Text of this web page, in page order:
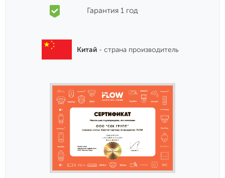
Гарантия 1 год
Китай- страна производитель